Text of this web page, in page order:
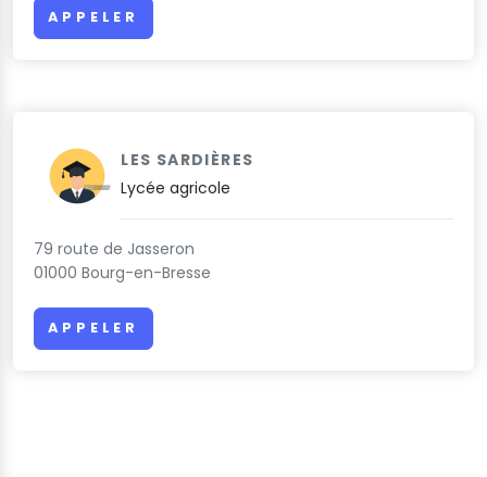
APPELER
LES SARDIÈRES
Lycée agricole
79 route de Jasseron
01000 Bourg-en-Bresse
APPELER